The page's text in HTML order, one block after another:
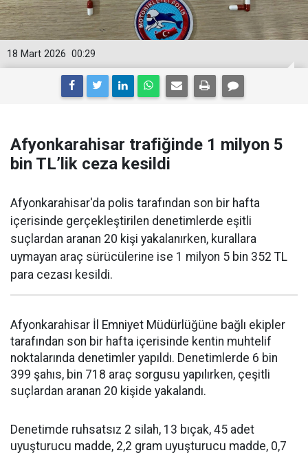
00:29
18 Mart 2026
Afyonkarahisar trafiğinde 1 milyon 5
bin TL’lik ceza kesildi
Afyonkarahisar'da polis tarafından son bir hafta
içerisinde gerçekleştirilen denetimlerde eşitli
suçlardan aranan 20 kişi yakalanırken, kurallara
uymayan araç sürücülerine ise 1 milyon 5 bin 352 TL
para cezası kesildi.
Afyonkarahisar İl Emniyet Müdürlüğüne bağlı ekipler
tarafından son bir hafta içerisinde kentin muhtelif
noktalarında denetimler yapıldı. Denetimlerde 6 bin
399 şahıs, bin 718 araç sorgusu yapılırken, çeşitli
suçlardan aranan 20 kişide yakalandı.
Denetimde ruhsatsız 2 silah, 13 bıçak, 45 adet
uyuşturucu madde, 2,2 gram uyuşturucu madde, 0,7